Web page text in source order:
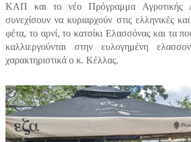
ΚΑΠ και το νέο Πρόγραμμα Αγροτικής
συνεχίσουν να κυριαρχούν στις ελληνικές
φέτα, το αρνί, το κατσίκι Ελασσόνας και τα
καλλιεργούνται στην ευλογημένη
χαρακτηριστικά ο κ. Κέλλας.